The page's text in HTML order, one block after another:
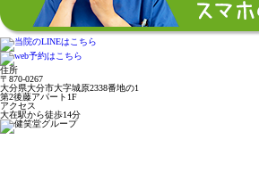
住所
〒870-0267
大分県大分市大字城原2338番地の1
第2後藤アパート1F
アクセス
大在駅から徒歩14分